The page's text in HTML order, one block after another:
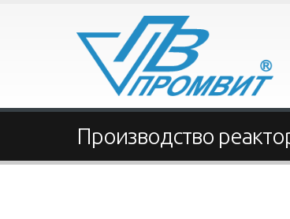
Производство